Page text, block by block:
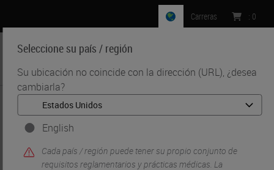
Seleccione su país / región
Su ubicación no coincide con la dirección (URL), ¿desea
cambiarla?
English
Cada país / región puede tener su propio conjunto de
requisitos reglamentarios y prácticas médicas. La
Carreras : 0
MENU
Inicio • Soluciones Para Investigacion Y Ciencias De La Vida •
IHC & Multiplexing •
Multiplex Detection: From Discovery to Clinical Practice